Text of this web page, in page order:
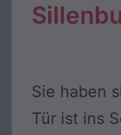
Sie haben
Tür ist ins